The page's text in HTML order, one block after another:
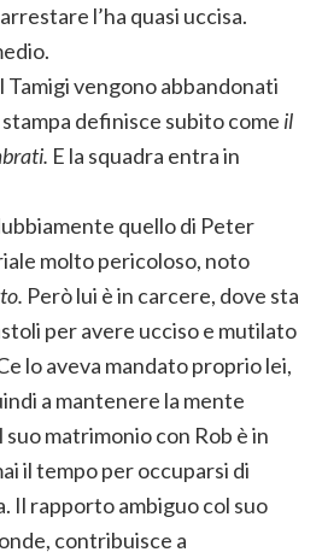
l’ha quasi uccisa.
Tamigi vengono abbandonati
definisce subito come il
E la squadra entra in
quello di Peter
molto pericoloso, noto
Però lui è in carcere, dove sta
per avere ucciso e mutilato
lo aveva mandato proprio lei,
a mantenere la mente
matrimonio con Rob è in
il tempo per occuparsi di
Il rapporto ambiguo col suo
contribuisce a